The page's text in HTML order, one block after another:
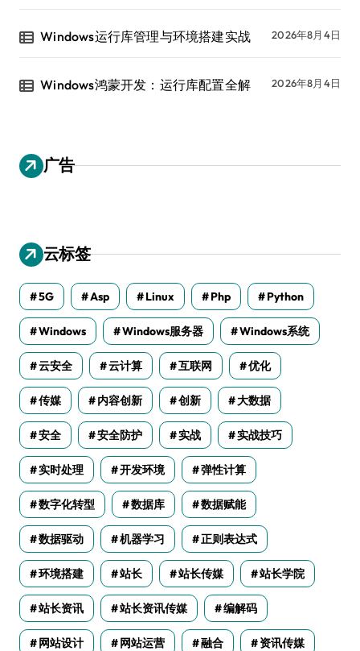
Windows运行库管理与环境搭建实战 2026年8月4日
Windows鸿蒙开发：运行库配置全解 2026年8月4日
广告
云标签
5G Asp Linux Php Python
Windows Windows服务器 Windows系统
云安全 云计算 互联网 优化
传媒 内容创新 创新 大数据
安全 安全防护 实战 实战技巧
实时处理 开发环境 弹性计算
数字化转型 数据库 数据赋能
数据驱动 机器学习 正则表达式
环境搭建 站长 站长传媒 站长学院
站长资讯 站长资讯传媒 编解码
网站设计 网站运营 融合 资讯传媒